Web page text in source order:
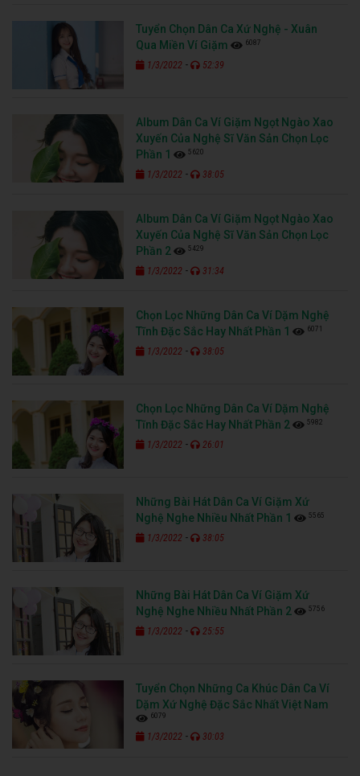
Tuyển Chọn Dân Ca Xứ Nghệ - Xuân
Qua Miền Ví Giặm
6087
1/3/2022 - 52:39
Album Dân Ca Ví Giặm Ngọt Ngào Xao
Xuyến Của Nghệ Sĩ Văn Sản Chọn Lọc
Phần 1
5620
1/3/2022 - 38:05
Album Dân Ca Ví Giặm Ngọt Ngào Xao
Xuyến Của Nghệ Sĩ Văn Sản Chọn Lọc
Phần 2
5429
1/3/2022 - 31:34
Chọn Lọc Những Dân Ca Ví Dặm Nghệ
Tĩnh Đặc Sắc Hay Nhất Phần 1
6071
1/3/2022 - 38:05
Chọn Lọc Những Dân Ca Ví Dặm Nghệ
Tĩnh Đặc Sắc Hay Nhất Phần 2
5982
1/3/2022 - 26:01
Những Bài Hát Dân Ca Ví Giặm Xứ
Nghệ Nghe Nhiều Nhất Phần 1
5565
1/3/2022 - 38:05
Những Bài Hát Dân Ca Ví Giặm Xứ
Nghệ Nghe Nhiều Nhất Phần 2
5756
1/3/2022 - 25:55
Tuyển Chọn Những Ca Khúc Dân Ca Ví
Dặm Xứ Nghệ Đặc Sắc Nhất Việt Nam
6079
1/3/2022 - 30:03